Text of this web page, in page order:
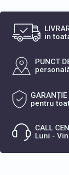
in
PUNCT
GARANȚIE
pentru
CALL
Luni -